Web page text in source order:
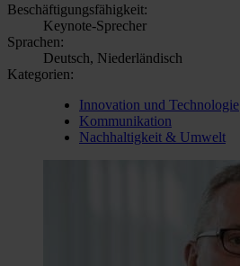
Beschäftigungsfähigkeit:
Keynote-Sprecher
Sprachen:
Deutsch, Niederländisch
Kategorien:
Innovation und Technologie
Kommunikation
Nachhaltigkeit & Umwelt